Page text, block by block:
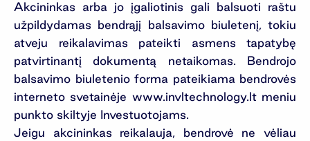
Akcininkas arba jo įgaliotinis gali balsuoti raštu
užpildydamas bendrąjį balsavimo biuletenį, tokiu
atveju reikalavimas pateikti asmens tapatybę
patvirtinantį dokumentą netaikomas. Bendrojo
balsavimo biuletenio forma pateikiama bendrovės
interneto svetainėje www.invltechnology.lt meniu
punkto skiltyje Investuotojams.
Jeigu akcininkas reikalauja, bendrovė ne vėliau